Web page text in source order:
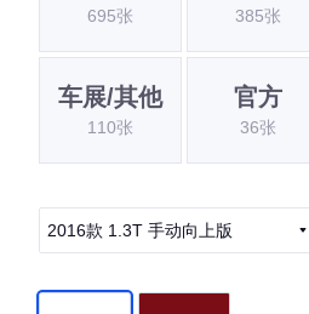
695张 385张
车展/其他
110张
官方
36张
2016款 1.3T 手动向上版